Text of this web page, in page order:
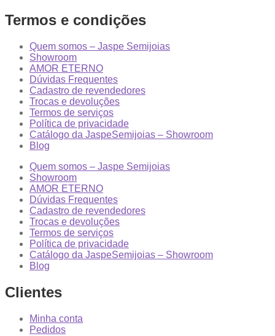
Termos e condições
Quem somos – Jaspe Semijoias
Showroom
AMOR ETERNO
Dúvidas Frequentes
Cadastro de revendedores
Trocas e devoluções
Termos de serviços
Política de privacidade
Catálogo da JaspeSemijoias – Showroom
Blog
Quem somos – Jaspe Semijoias
Showroom
AMOR ETERNO
Dúvidas Frequentes
Cadastro de revendedores
Trocas e devoluções
Termos de serviços
Política de privacidade
Catálogo da JaspeSemijoias – Showroom
Blog
Clientes
Minha conta
Pedidos